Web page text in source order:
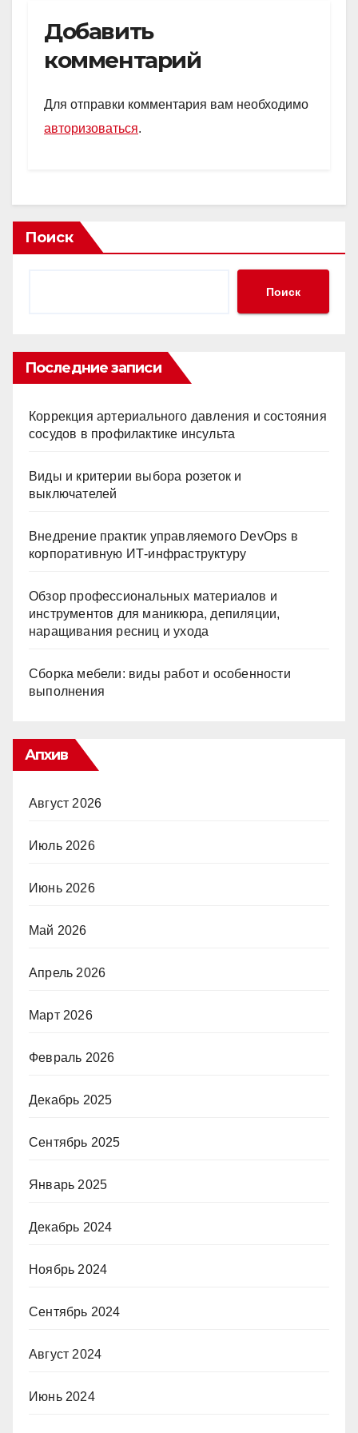
Добавить
комментарий
Для отправки комментария вам необходимо
авторизоваться.
Поиск
Поиск
Последние записи
Коррекция артериального давления и состояния
сосудов в профилактике инсульта
Виды и критерии выбора розеток и
выключателей
Внедрение практик управляемого DevOps в
корпоративную ИТ-инфраструктуру
Обзор профессиональных материалов и
инструментов для маникюра, депиляции,
наращивания ресниц и ухода
Сборка мебели: виды работ и особенности
выполнения
Апхив
Август 2026
Июль 2026
Июнь 2026
Май 2026
Апрель 2026
Март 2026
Февраль 2026
Декабрь 2025
Сентябрь 2025
Январь 2025
Декабрь 2024
Ноябрь 2024
Сентябрь 2024
Август 2024
Июнь 2024